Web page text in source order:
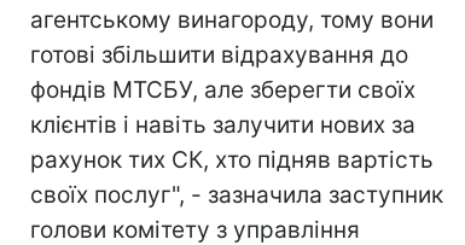
агентському винагороду, тому вони
готові збільшити відрахування до
фондів МТСБУ, але зберегти своїх
клієнтів і навіть залучити нових за
рахунок тих СК, хто підняв вартість
своїх послуг", - зазначила заступник
голови комітету з управління